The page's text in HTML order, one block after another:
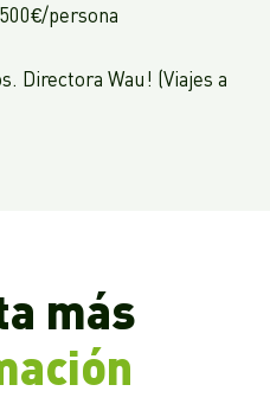
persona
Directora Wau! (Viajes a
más